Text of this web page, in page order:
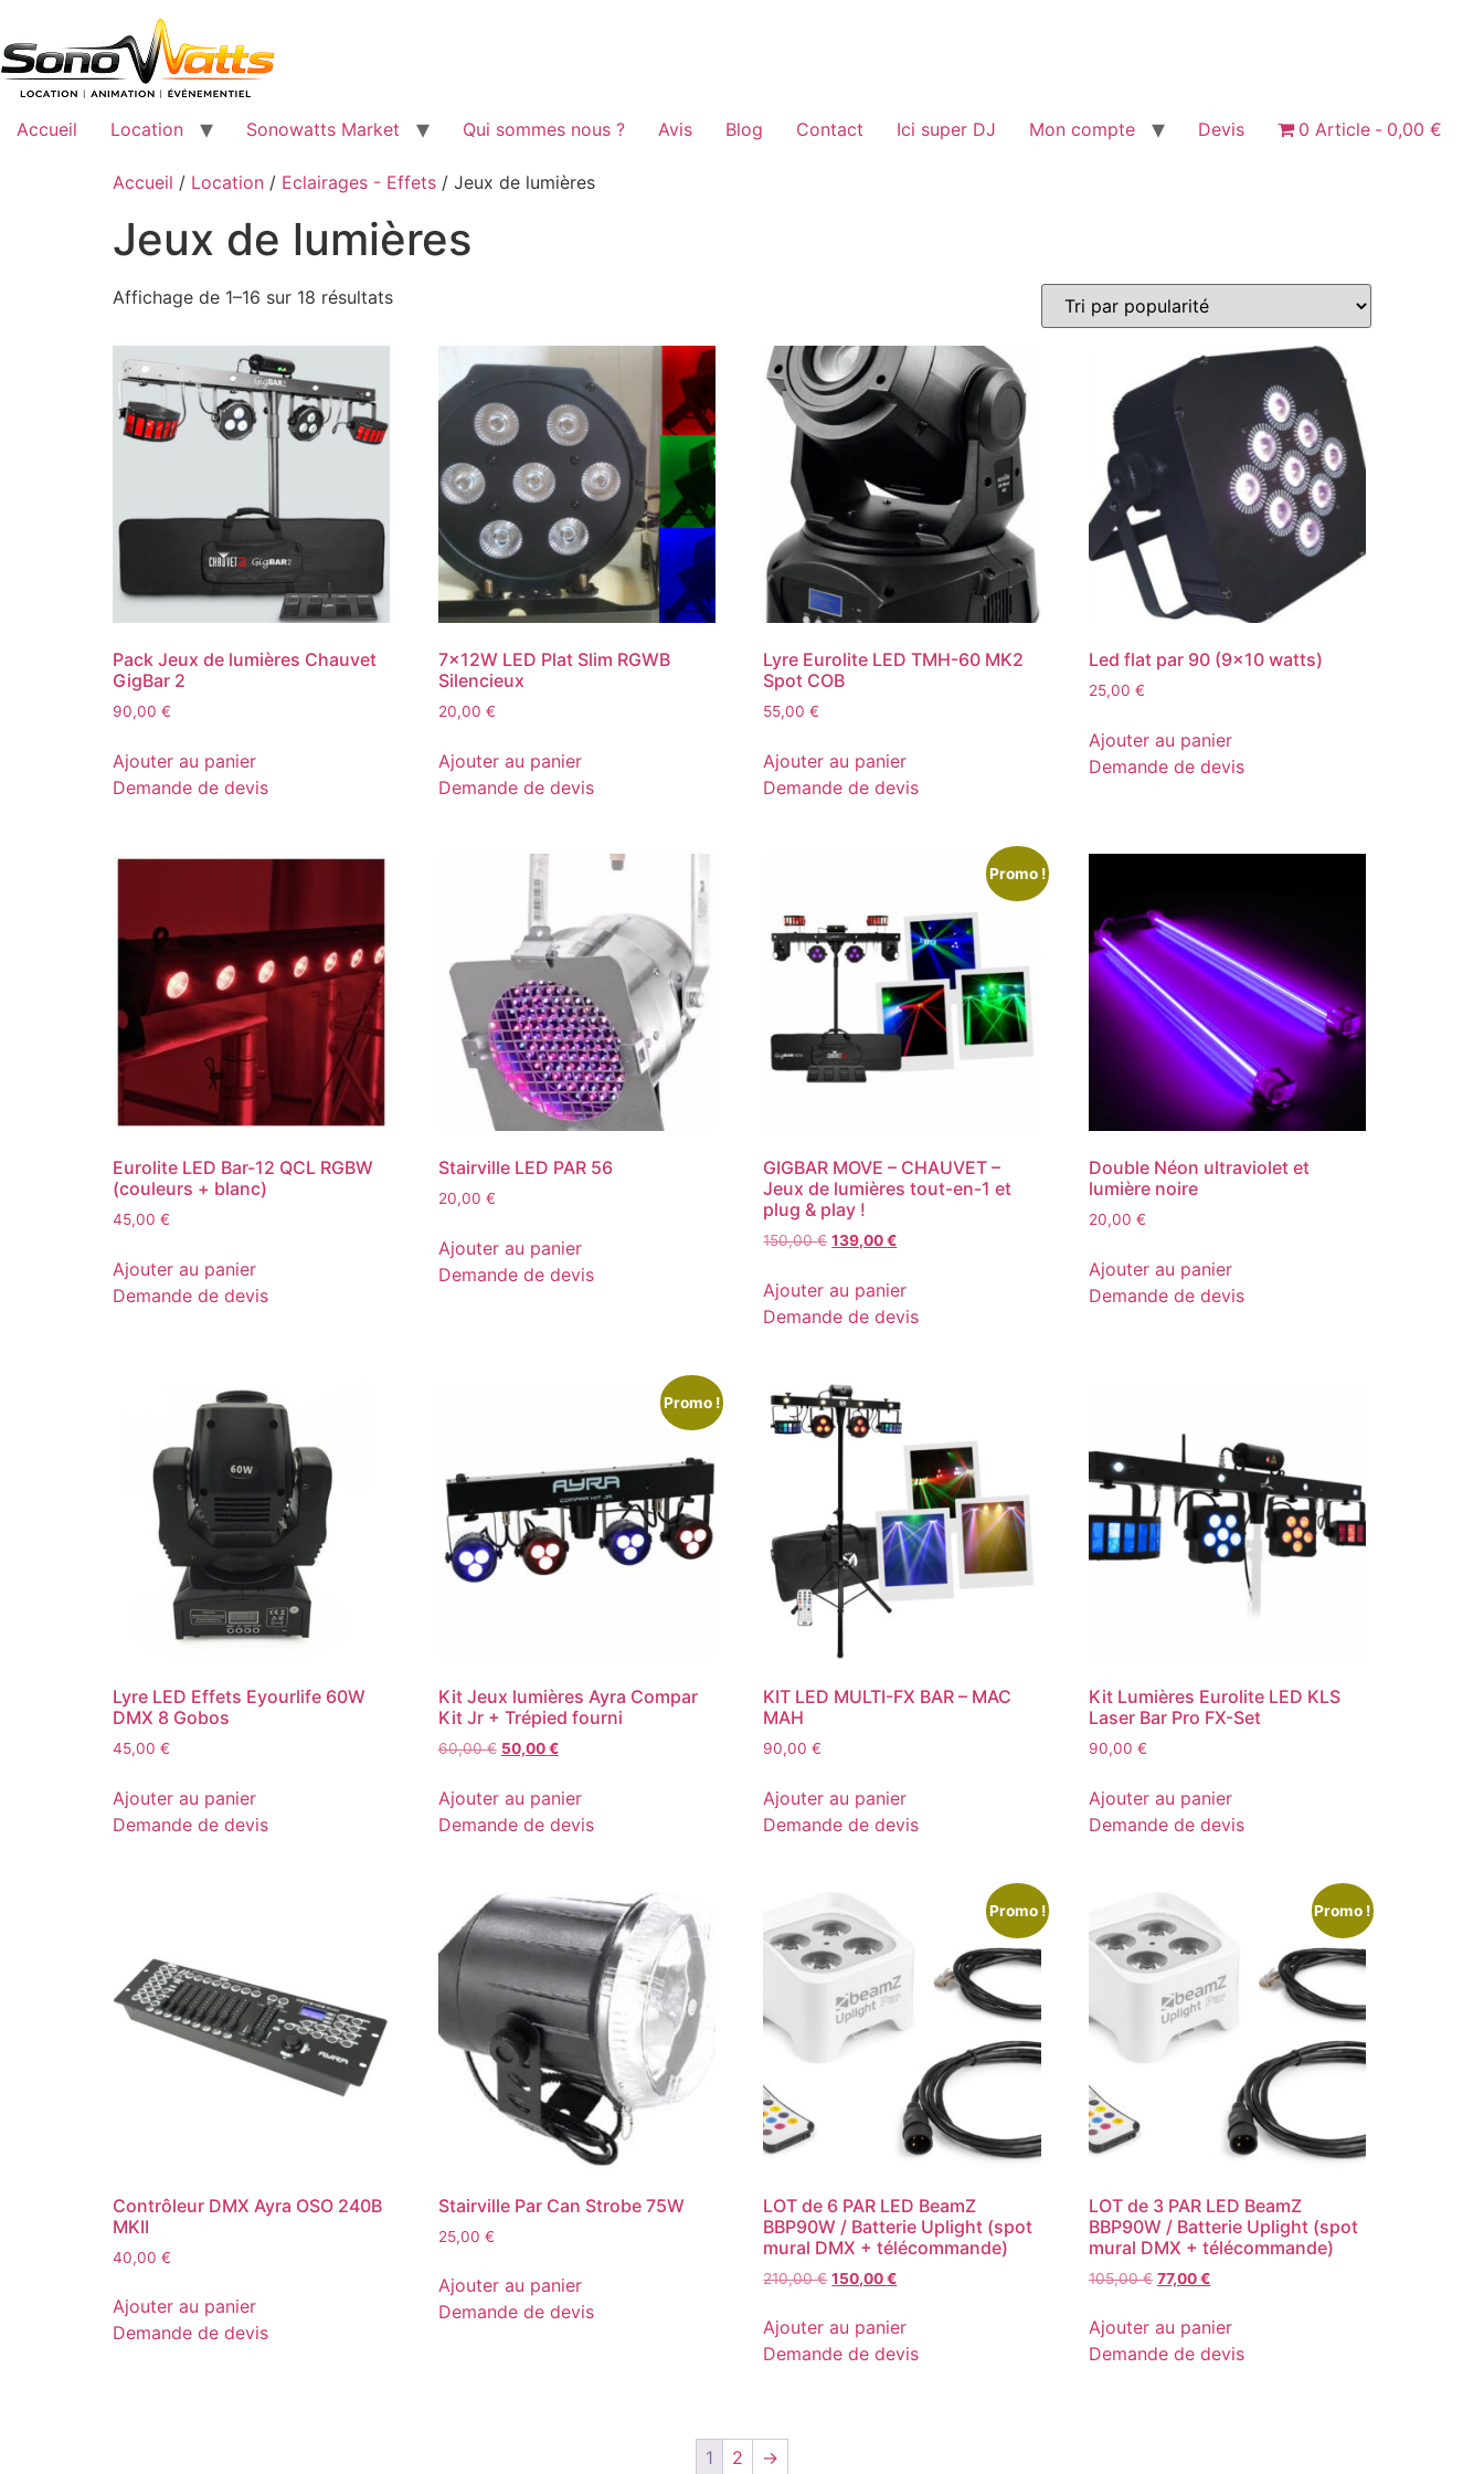
au
contenu
Accueil Location Sonowatts Market Qui sommes nous ? Avis Blog Contact Ici super DJ Mon compte Devis 0 Article 0,00 €
Accueil / Location / Eclairages - Effets / Jeux de lumières
Jeux de lumières
Affichage de 1–16 sur 18 résultatsTrié
popularité
Pack Jeux de lumières Chauvet
GigBar 2
90,00 €
Ajouter au panier
Demande de devis
7x12W LED Plat Slim RGWB
Silencieux
20,00 €
Ajouter au panier
Demande de devis
Lyre Eurolite LED TMH-60 MK2
Spot COB
55,00€
Ajouter au panier
Demande de devis
Led flat par 90 (9×10 watts)
25,00€
Ajouter au panier
Demande de devis
Eurolite LED Bar-12 QCL RGBW
(couleurs + blanc)
45,00 €
Ajouter au panier
Demande de devis
Stairville LED PAR 56
20,00 €
Ajouter au panier
Demande de devis
Promo !
GIGBAR MOVE – CHAUVET –
Jeux de lumières tout-en-1 et
plug & play !
150,00€ Le
initial
était :
150,00 €.
139,00€Le
actuel
est :
139,00 €.
Ajouter au panier
Demande de devis
Double Néon ultraviolet et
lumière noire
20,00€
Ajouter au panier
Demande de devis
Lyre LED Effets Eyourlife 60W
DMX 8 Gobos
45,00 €
Ajouter au panier
Demande de devis
Promo !
Kit Jeux lumières Ayra Compar
Kit Jr + Trépied fourni
60,00€ Le
initial
était :
60,00 €.
50,00€Le
actuel
est :
50,00 €.
Ajouter au panier
Demande de devis
KIT LED MULTI-FX BAR – MAC
MAH
90,00€
Ajouter au panier
Demande de devis
Kit Lumières Eurolite LED KLS
Laser Bar Pro FX-Set
90,00€
Ajouter au panier
Demande de devis
Contrôleur DMX Ayra OSO 240B
MKII
40,00 €
Ajouter au panier
Demande de devis
Stairville Par Can Strobe 75W
25,00 €
Ajouter au panier
Demande de devis
Promo !
LOT de 6 PAR LED BeamZ
BBP90W / Batterie Uplight (spot
mural DMX + télécommande)
210,00€ Le
initial
était :
210,00 €.
150,00€Le
actuel
est :
150,00 €.
Ajouter au panier
Demande de devis
Promo !
LOT de 3 PAR LED BeamZ
BBP90W / Batterie Uplight (spot
mural DMX + télécommande)
105,00€ Le
initial
était :
105,00 €.
77,00€Le
actuel
est :
77,00 €.
Ajouter au panier
Demande de devis
1 2 →